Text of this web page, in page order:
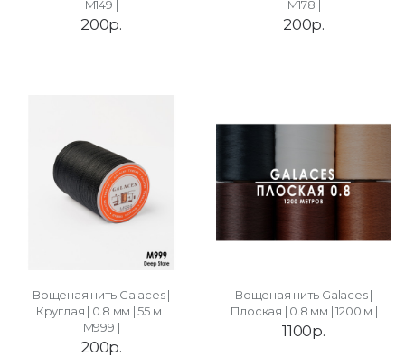
M149 |
200р.
M178 |
200р.
Вощеная нить Galaces |
Круглая | 0.8 мм | 55 м |
M999 |
200р.
Вощеная нить Galaces |
Плоская | 0.8 мм | 1200 м |
1100р.